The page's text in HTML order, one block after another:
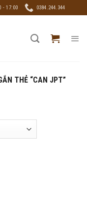
- 17:00 0384.244.344
THẺ “CAN JPT”